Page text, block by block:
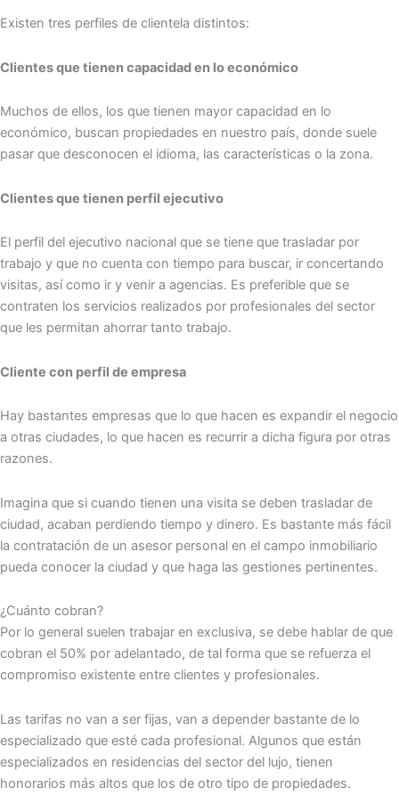
Existen tres perfiles de clientela distintos:
Clientes que tienen capacidad en lo económico
Muchos de ellos, los que tienen mayor capacidad en lo
económico, buscan propiedades en nuestro país, donde suele
pasar que desconocen el idioma, las características o la zona.
Clientes que tienen perfil ejecutivo
El perfil del ejecutivo nacional que se tiene que trasladar por
trabajo y que no cuenta con tiempo para buscar, ir concertando
visitas, así como ir y venir a agencias. Es preferible que se
contraten los servicios realizados por profesionales del sector
que les permitan ahorrar tanto trabajo.
Cliente con perfil de empresa
Hay bastantes empresas que lo que hacen es expandir el negocio
a otras ciudades, lo que hacen es recurrir a dicha figura por otras
razones.
Imagina que si cuando tienen una visita se deben trasladar de
ciudad, acaban perdiendo tiempo y dinero. Es bastante más fácil
la contratación de un asesor personal en el campo inmobiliario
pueda conocer la ciudad y que haga las gestiones pertinentes.
¿Cuánto cobran?
Por lo general suelen trabajar en exclusiva, se debe hablar de que
cobran el 50% por adelantado, de tal forma que se refuerza el
compromiso existente entre clientes y profesionales.
Las tarifas no van a ser fijas, van a depender bastante de lo
especializado que esté cada profesional. Algunos que están
especializados en residencias del sector del lujo, tienen
honorarios más altos que los de otro tipo de propiedades.